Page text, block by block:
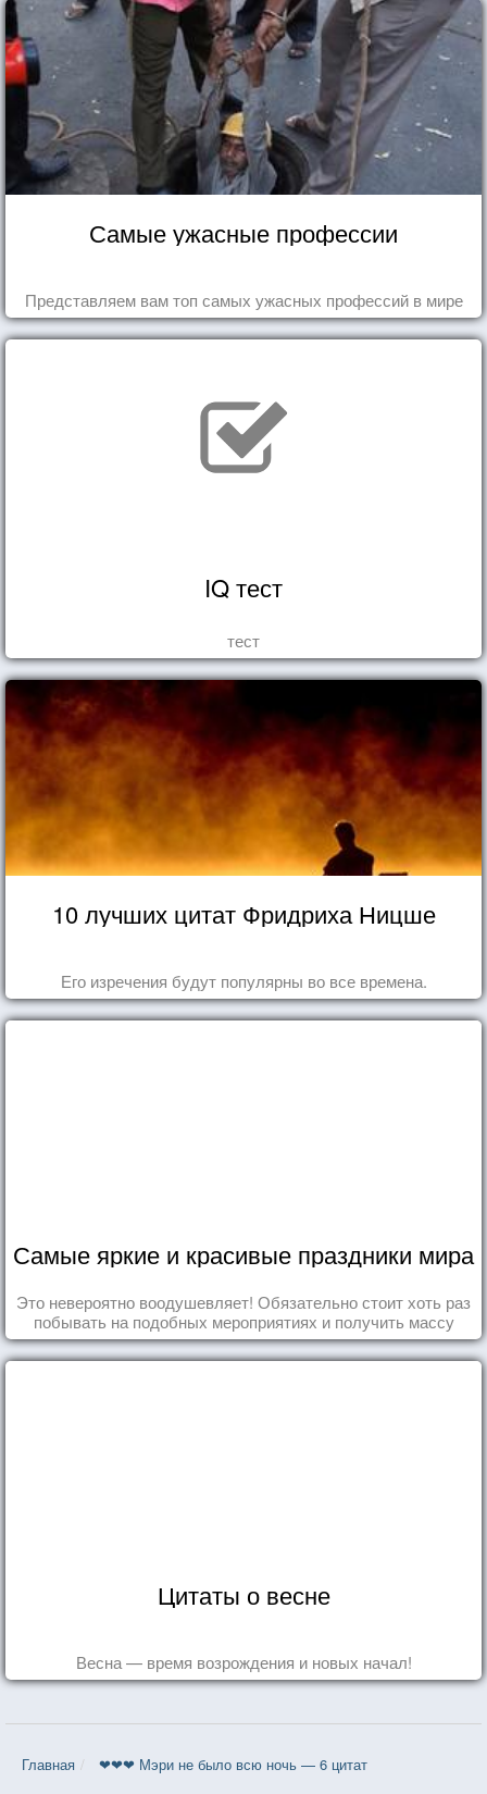
Самые ужасные профессии
Представляем вам топ самых ужасных профессий в мире
IQ тест
тест
10 лучших цитат Фридриха Ницше
Его изречения будут популярны во все времена.
Самые яркие и красивые праздники мира
Это невероятно воодушевляет! Обязательно стоит хоть раз
побывать на подобных мероприятиях и получить массу
впечатлений!
Цитаты о весне
Весна — время возрождения и новых начал!
Главная ❤❤❤ Мэри не было всю ночь — 6 цитат